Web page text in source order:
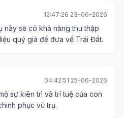
12:47:26 23-06-2026
này sẽ có khả năng thu thập
quý giá để đưa về Trái Đất.
04:42:51 25-06-2026
sự kiên trì và trí tuệ của con
phục vũ trụ.